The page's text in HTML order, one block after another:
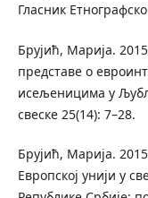
Гласник
Брујић, Марија.
представе о
исељеницима у
свеске 25(14): 7–28.
Брујић, Марија.
Европској унији у